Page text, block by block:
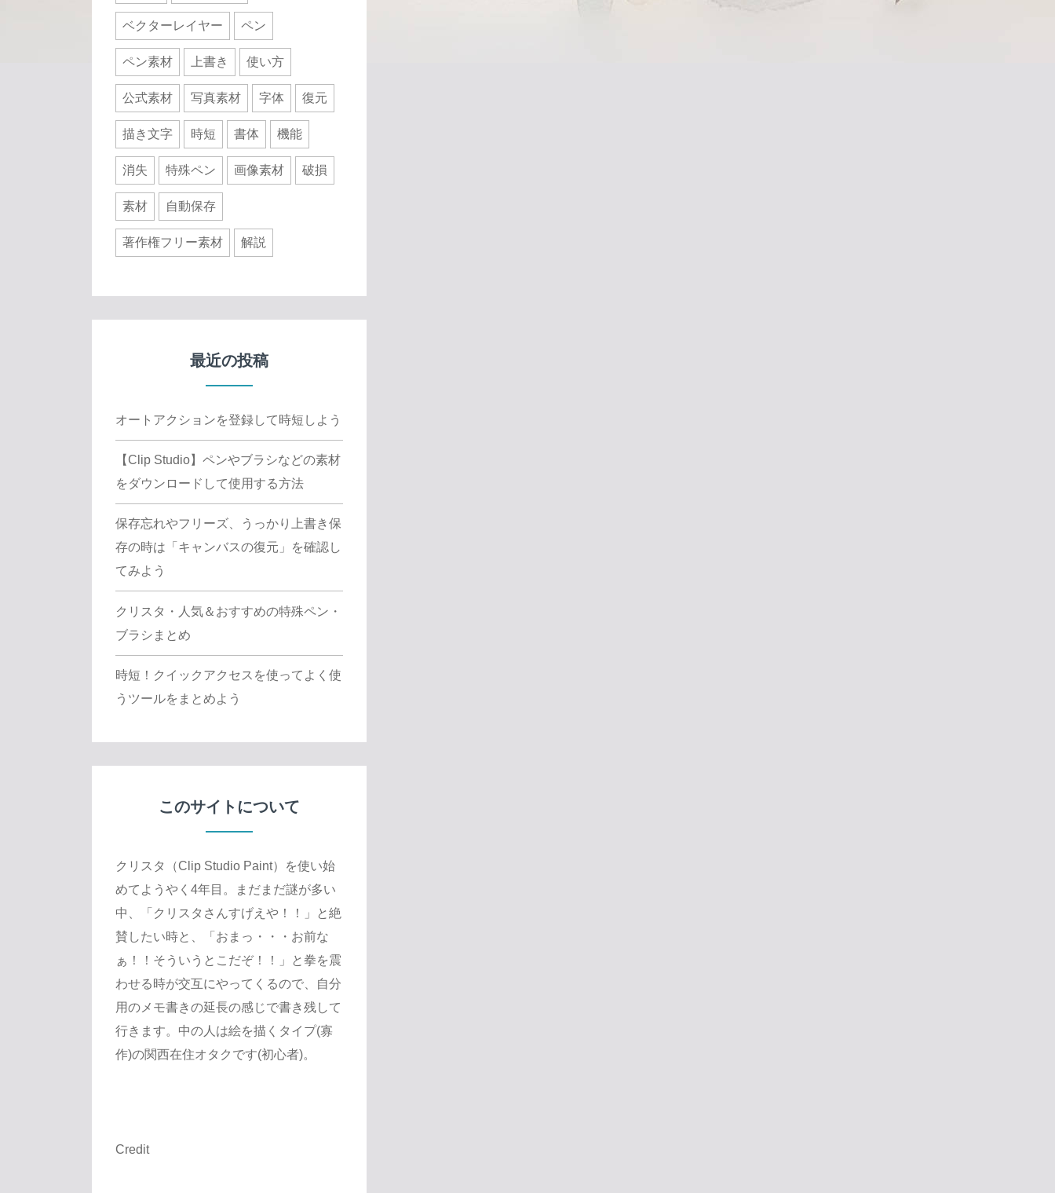
ベクターレイヤー ペン
ペン素材 上書き 使い方
公式素材 写真素材 字体 復元
描き文字 時短 書体 機能
消失 特殊ペン 画像素材 破損
素材 自動保存
著作権フリー素材 解説
最近の投稿
オートアクションを登録して時短しよう
【Clip Studio】ペンやブラシなどの素材
をダウンロードして使用する方法
保存忘れやフリーズ、うっかり上書き保
存の時は「キャンバスの復元」を確認し
てみよう
クリスタ・人気＆おすすめの特殊ペン・
ブラシまとめ
時短！クイックアクセスを使ってよく使
うツールをまとめよう
このサイトについて
クリスタ（Clip Studio Paint）を使い始
めてようやく4年目。まだまだ謎が多い
中、「クリスタさんすげえや！！」と絶
賛したい時と、「おまっ・・・お前な
ぁ！！そういうとこだぞ！！」と拳を震
わせる時が交互にやってくるので、自分
用のメモ書きの延長の感じで書き残して
行きます。中の人は絵を描くタイプ(寡
作)の関西在住オタクです(初心者)。
Credit